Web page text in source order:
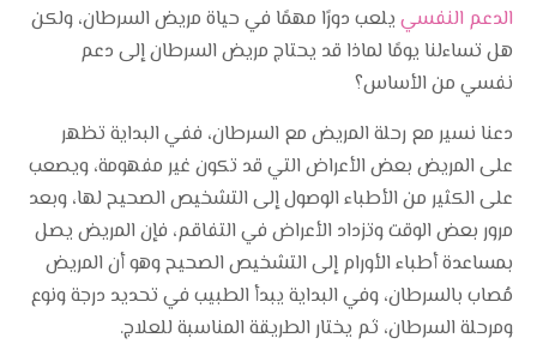
الدعم النفسي يلعب دورًا مهمًا في حياة مريض السرطان، ولكن
هل تساءلنا يومًا لماذا قد يحتاج مريض السرطان إلى دعم
نفسي من الأساس؟
دعنا نسير مع رحلة المريض مع السرطان، ففي البداية تظهر
على المريض بعض الأعراض التي قد تكون غير مفهومة، ويصعب
على الكثير من الأطباء الوصول إلى التشخيص الصحيح لها، وبعد
مرور بعض الوقت وتزداد الأعراض في التفاقم، فإن المريض يصل
بمساعدة أطباء الأورام إلى التشخيص الصحيح وهو أن المريض
مُصاب بالسرطان، وفي البداية يبدأ الطبيب في تحديد درجة ونوع
ومرحلة السرطان، ثم يختار الطريقة المناسبة للعلاج.